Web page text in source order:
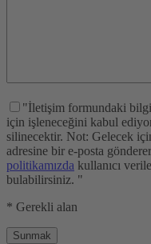
"İletişim formundaki
için işleneceğini kabul
silinecektir. Not: Gelecek
adresine bir e-posta
politikamızda kullanıcı
bulabilirsiniz. "
* Gerekli alan